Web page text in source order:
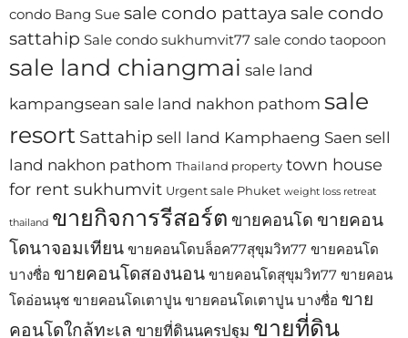
condo Bang Sue sale condo pattaya sale condo
sattahip Sale condo sukhumvit77 sale condo taopoon
sale land chiangmai sale land
kampangsean sale land nakhon pathom sale
resort Sattahip sell land Kamphaeng Saen sell
land nakhon pathom Thailand property town house
for rent sukhumvit Urgent sale Phuket weight loss retreat
thailand ขายกิจการรีสอร์ต ขายคอนโด ขายคอน
โดนาจอมเทียน ขายคอนโดบล็อค77สุขุมวิท77 ขายคอนโด
บางซื่อ ขายคอนโดสองนอน ขายคอนโดสุขุมวิท77 ขายคอน
โดอ่อนนุช ขายคอนโดเตาปูน ขายคอนโดเตาปูน บางซื่อ ขาย
คอนโดใกล้ทะเล ขายที่ดินนครปฐม ขายที่ดิน